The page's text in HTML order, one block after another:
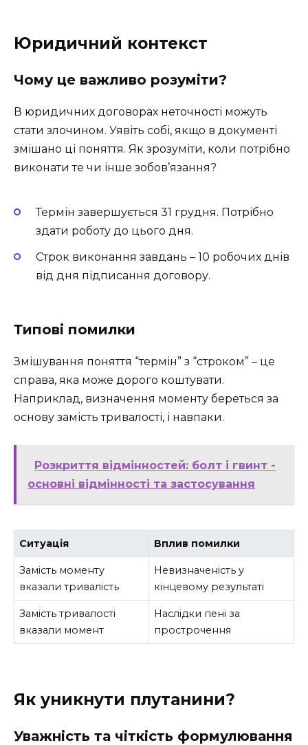
Юридичний контекст
Чому це важливо розуміти?
В юридичних договорах неточності можуть
стати злочином. Уявіть собі, якщо в документі
змішано ці поняття. Як зрозуміти, коли потрібно
виконати те чи інше зобов’язання?
Термін завершується 31 грудня. Потрібно
здати роботу до цього дня.
Строк виконання завдань – 10 робочих днів
від дня підписання договору.
Типові помилки
Змішування поняття “термін” з “строком” – це
справа, яка може дорого коштувати.
Наприклад, визначення моменту береться за
основу замість тривалості, і навпаки.
Розкриття відмінностей: болт і гвинт -
основні відмінності та застосування
Ситуація Вплив помилки
Замість моменту
вказали тривалість
Невизначеність у
кінцевому результаті
Замість тривалості
вказали момент
Наслідки пені за
прострочення
Як уникнути плутанини?
Уважність та чіткість формулювання